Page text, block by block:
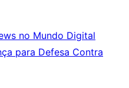
no Mundo Digital
para Defesa Contra